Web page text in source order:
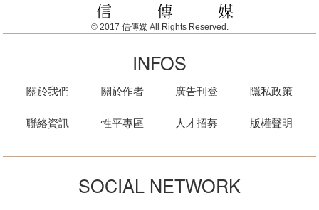
© 2017 信傳媒 All Rights Reserved.
INFOS
關於我們
聯絡資訊
關於作者
性平專區
廣告刊登
人才招募
隱私政策
版權聲明
SOCIAL NETWORK